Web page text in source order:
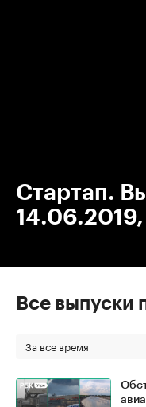
Стартап.
14.06.2019,
Все выпуски
За все время